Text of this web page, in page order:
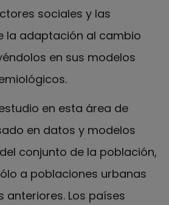
sociales y las
la adaptación al cambio
en sus modelos
en esta área de
en datos y modelos
conjunto de la población,
a poblaciones urbanas
anteriores. Los países